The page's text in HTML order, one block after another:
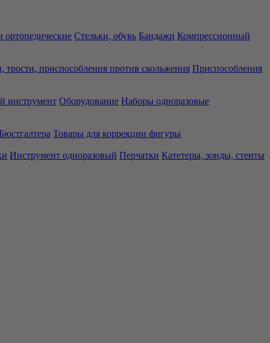
ортопедические Стельки, обувь Бандажи Компрессионный
трости, приспособления против скольжения Приспособления
инструмент Оборудование Наборы одноразовые
Бюстгалтера Товары для коррекции фигуры
Инструмент одноразовый Перчатки Катетеры, зонды, стенты